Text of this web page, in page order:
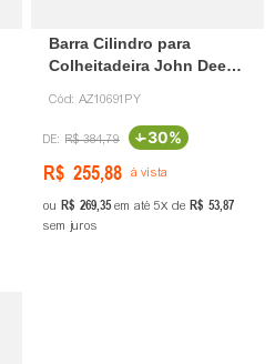
Barra Cilindro para
Colheitadeira John Deere
Cód: AZ10691PY
R$ 384,79 -30%
R$ 255,88 à vista
ou R$ 26935 em até 5 de R$ 5387
sem juros